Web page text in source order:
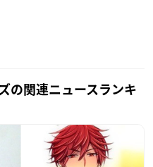
の関連ニュースランキ